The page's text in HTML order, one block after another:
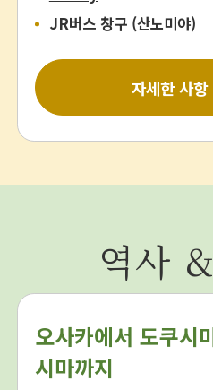
JR버스 창구 (산노미야)
자세한 사항
역사
오사카에서 도쿠시
시마까지